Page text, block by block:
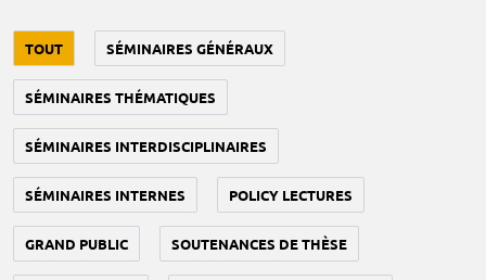
TOUT SÉMINAIRES GÉNÉRAUX
SÉMINAIRES THÉMATIQUES
SÉMINAIRES INTERDISCIPLINAIRES
SÉMINAIRES INTERNES POLICY LECTURES
GRAND PUBLIC SOUTENANCES DE THÈSE